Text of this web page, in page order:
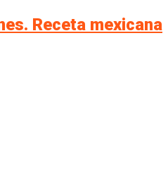
Receta mexicana